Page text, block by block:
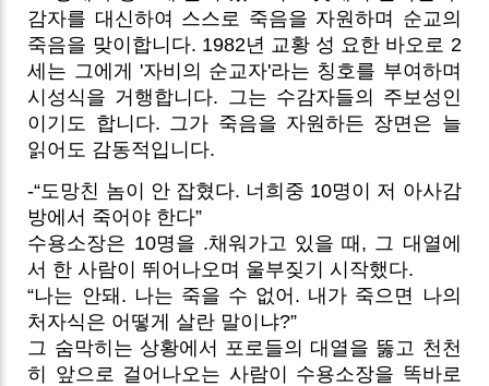
감자를 대신하여 스스로 죽음을 자원하며 순교의
죽음을 맞이합니다. 1982년 교황 성 요한 바오로 2
세는 그에게 '자비의 순교자'라는 칭호를 부여하며
시성식을 거행합니다. 그는 수감자들의 주보성인
이기도 합니다. 그가 죽음을 자원하든 장면은 늘
읽어도 감동적입니다.
-“도망친 놈이 안 잡혔다. 너희중 10명이 저 아사감
방에서 죽어야 한다”
수용소장은 10명을 .채워가고 있을 때, 그 대열에
서 한 사람이 뛰어나오며 울부짖기 시작했다.
“나는 안돼. 나는 죽을 수 없어. 내가 죽으면 나의
처자식은 어떻게 살란 말이냐?”
그 숨막히는 상황에서 포로들의 대열을 뚫고 천천
히 앞으로 걸어나오는 사람이 수용소장을 똑바로